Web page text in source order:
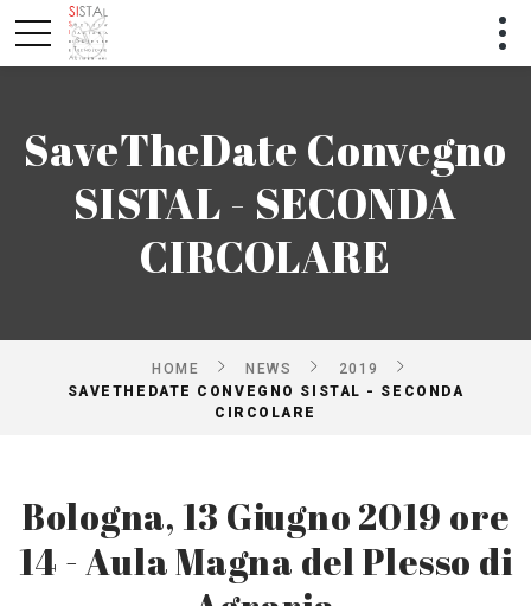
SaveTheDate Convegno
SISTAL - SECONDA
CIRCOLARE
HOME NEWS
2019
SAVETHEDATE CONVEGNO SISTAL - SECONDA
CIRCOLARE
Bologna, 13 Giugno 2019 ore
14 - Aula Magna del Plesso di